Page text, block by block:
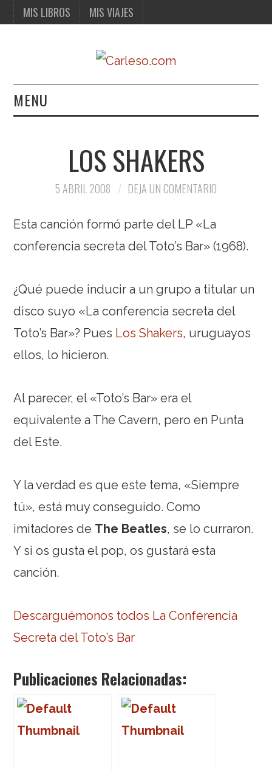
MIS LIBROS MIS VIAJES
MENU
MIS VIAJESLOS SHAKERS
5 ABRIL 2008 DEJA UN COMENTARIO
Esta canción formó parte del LP «La
conferencia secreta del Toto’s Bar» (1968).
¿Qué puede inducir a un grupo a titular un
disco suyo «La conferencia secreta del
Toto’s Bar»? Pues Los Shakers, uruguayos
ellos, lo hicieron.
Al parecer, el «Toto’s Bar» era el
equivalente a The Cavern, pero en Punta
del Este.
Y la verdad es que este tema, «Siempre
tú», está muy conseguido. Como
imitadores de The Beatles, se lo curraron.
Y si os gusta el pop, os gustará esta
canción.
Descarguémonos todos La Conferencia
Secreta del Toto’s Bar
Publicaciones Relacionadas: